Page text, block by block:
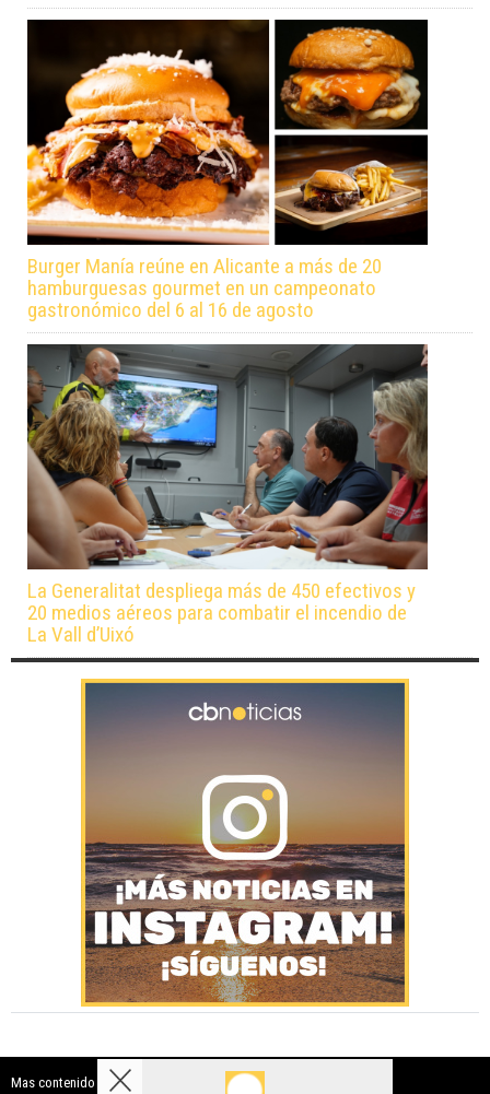
Burger Manía reúne en Alicante a más de 20
hamburguesas gourmet en un campeonato
gastronómico del 6 al 16 de agosto
La Generalitat despliega más de 450 efectivos y
20 medios aéreos para combatir el incendio de
La Vall d’Uixó
Mas contenido de Costa Blanca Noticias: